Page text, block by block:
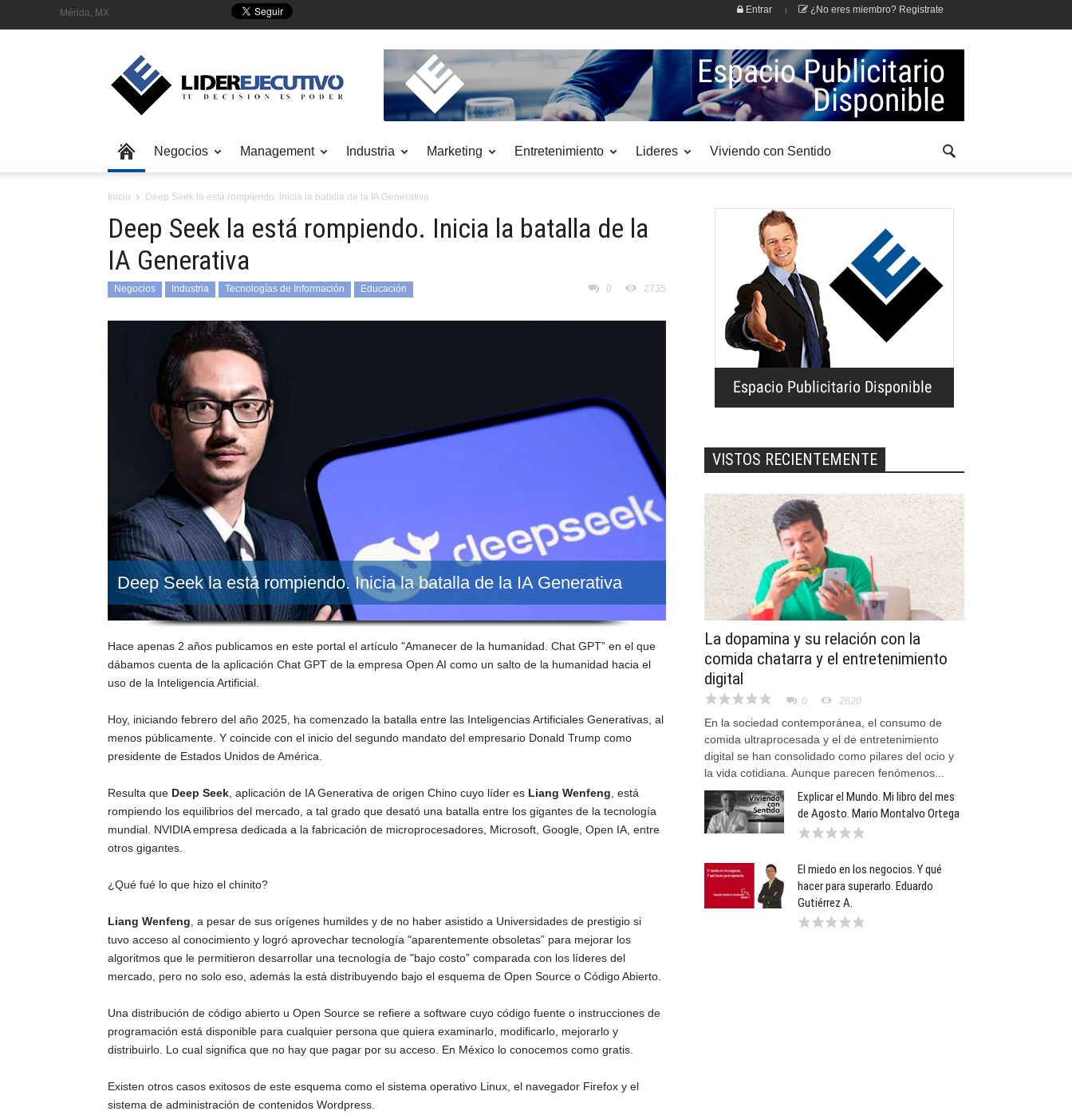
Mérida, MX Entrar ¿No eres miembro? Registrate
Negocios Management Industria Marketing Entretenimiento Lideres Viviendo con Sentido
Inicio Deep Seek la está rompiendo. Inicia la batalla de la IA Generativa
Deep Seek la está rompiendo. Inicia la batalla de la
IA Generativa
Negocios Industria Tecnologías de Información Educación 0 2735
Deep Seek la está rompiendo. Inicia la batalla de la IA Generativa
Hace apenas 2 años publicamos en este portal el artículo "Amanecer de la humanidad. Chat GPT” en el que
dábamos cuenta de la aplicación Chat GPT de la empresa Open AI como un salto de la humanidad hacia el
uso de la Inteligencia Artificial.
Hoy, iniciando febrero del año 2025, ha comenzado la batalla entre las Inteligencias Artificiales Generativas, al
menos públicamente. Y coincide con el inicio del segundo mandato del empresario Donald Trump como
presidente de Estados Unidos de América.
Resulta que Deep Seek , aplicación de IA Generativa de origen Chino cuyo líder es Liang Wenfeng , está
rompiendo los equilibrios del mercado, a tal grado que desató una batalla entre los gigantes de la tecnología
mundial. NVIDIA empresa dedicada a la fabricación de microprocesadores, Microsoft, Google, Open IA, entre
otros gigantes.
¿Qué fué lo que hizo el chinito?
Liang Wenfeng , a pesar de sus orígenes humildes y de no haber asistido a Universidades de prestigio si
tuvo acceso al conocimiento y logró aprovechar tecnología "aparentemente obsoletas” para mejorar los
algoritmos que le permitieron desarrollar una tecnología de "bajo costo” comparada con los líderes del
mercado, pero no solo eso, además la está distribuyendo bajo el esquema de Open Source o Código Abierto.
Una distribución de código abierto u Open Source se refiere a software cuyo código fuente o instrucciones de
programación está disponible para cualquier persona que quiera examinarlo, modificarlo, mejorarlo y
distribuirlo. Lo cual significa que no hay que pagar por su acceso. En México lo conocemos como gratis.
Existen otros casos exitosos de este esquema como el sistema operativo Linux, el navegador Firefox y el
sistema de administración de contenidos Wordpress.
VISTOS RECIENTEMENTE
La dopamina y su relación con la
comida chatarra y el entretenimiento
digital
0 2620
En la sociedad contemporánea, el consumo de
comida ultraprocesada y el de entretenimiento
digital se han consolidado como pilares del ocio y
la vida cotidiana. Aunque parecen fenómenos...
Explicar el Mundo. Mi libro del mes
de Agosto. Mario Montalvo Ortega
El miedo en los negocios. Y qué
hacer para superarlo. Eduardo
Gutiérrez A.